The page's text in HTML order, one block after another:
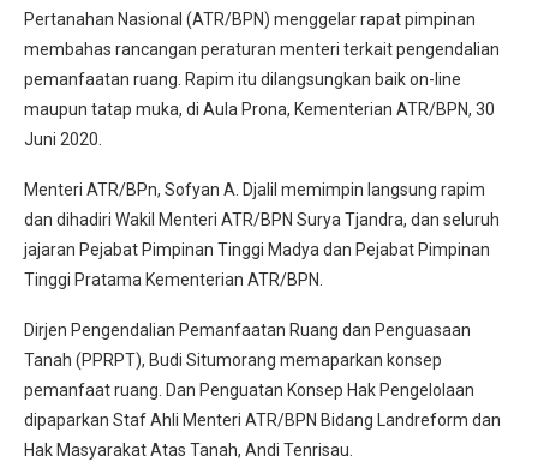
Pertanahan Nasional (ATR/BPN) menggelar rapat pimpinan
membahas rancangan peraturan menteri terkait pengendalian
pemanfaatan ruang. Rapim itu dilangsungkan baik on-line
maupun tatap muka, di Aula Prona, Kementerian ATR/BPN, 30
Juni 2020.
Menteri ATR/BPn, Sofyan A. Djalil memimpin langsung rapim
dan dihadiri Wakil Menteri ATR/BPN Surya Tjandra, dan seluruh
jajaran Pejabat Pimpinan Tinggi Madya dan Pejabat Pimpinan
Tinggi Pratama Kementerian ATR/BPN.
Dirjen Pengendalian Pemanfaatan Ruang dan Penguasaan
Tanah (PPRPT), Budi Situmorang memaparkan konsep
pemanfaat ruang. Dan Penguatan Konsep Hak Pengelolaan
dipaparkan Staf Ahli Menteri ATR/BPN Bidang Landreform dan
Hak Masyarakat Atas Tanah, Andi Tenrisau.